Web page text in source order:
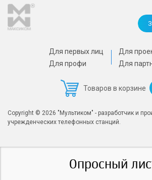
Для первых лиц
Для профи
Для
Для
Товаров в корзине
Copyright © 2026 "Мультиком" - разработчик и
учрежденческих телефонных станций.
Опросный